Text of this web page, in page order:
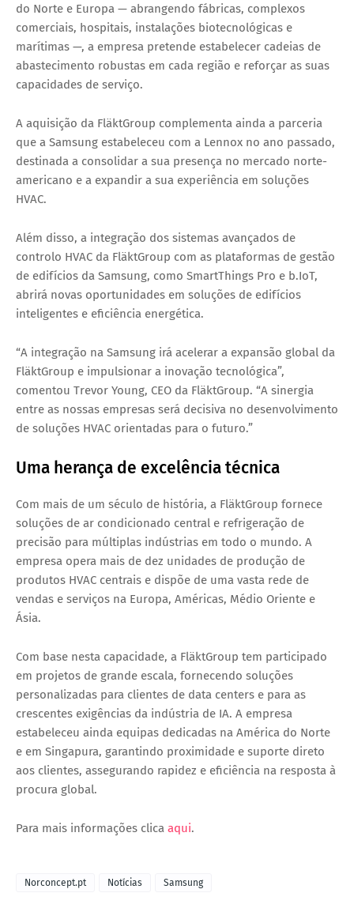
do Norte e Europa — abrangendo fábricas, complexos
comerciais, hospitais, instalações biotecnológicas e
marítimas —, a empresa pretende estabelecer cadeias de
abastecimento robustas em cada região e reforçar as suas
capacidades de serviço.
A aquisição da FläktGroup complementa ainda a parceria
que a Samsung estabeleceu com a Lennox no ano passado,
destinada a consolidar a sua presença no mercado norte-
americano e a expandir a sua experiência em soluções
HVAC.
Além disso, a integração dos sistemas avançados de
controlo HVAC da FläktGroup com as plataformas de gestão
de edifícios da Samsung, como SmartThings Pro e b.IoT,
abrirá novas oportunidades em soluções de edifícios
inteligentes e eficiência energética.
“A integração na Samsung irá acelerar a expansão global da
FläktGroup e impulsionar a inovação tecnológica”,
comentou Trevor Young, CEO da FläktGroup. “A sinergia
entre as nossas empresas será decisiva no desenvolvimento
de soluções HVAC orientadas para o futuro.”
Uma herança de excelência técnica
Com mais de um século de história, a FläktGroup fornece
soluções de ar condicionado central e refrigeração de
precisão para múltiplas indústrias em todo o mundo. A
empresa opera mais de dez unidades de produção de
produtos HVAC centrais e dispõe de uma vasta rede de
vendas e serviços na Europa, Américas, Médio Oriente e
Ásia.
Com base nesta capacidade, a FläktGroup tem participado
em projetos de grande escala, fornecendo soluções
personalizadas para clientes de data centers e para as
crescentes exigências da indústria de IA. A empresa
estabeleceu ainda equipas dedicadas na América do Norte
e em Singapura, garantindo proximidade e suporte direto
aos clientes, assegurando rapidez e eficiência na resposta à
procura global.
Para mais informações clica aqui.
Norconcept.pt Notícias Samsung